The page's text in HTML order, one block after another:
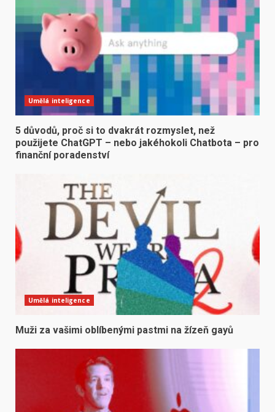
Umělá inteligence
5 důvodů, proč si to dvakrát rozmyslet, než
použijete ChatGPT – nebo jakéhokoli Chatbota – pro
finanční poradenství
Umělá inteligence
Muži za vašimi oblíbenými pastmi na žízeň gayů